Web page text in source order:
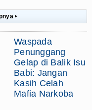
▸
Waspada
Penunggang
Gelap di Balik Isu
Babi: Jangan
Kasih Celah
Mafia Narkoba